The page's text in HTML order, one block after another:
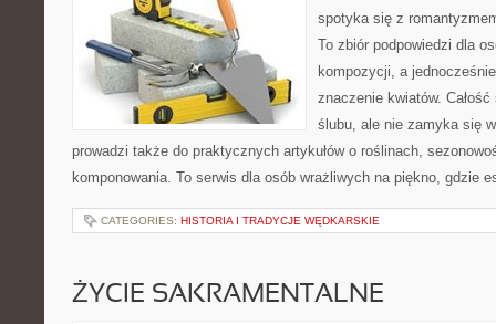
spotyka się z
To zbiór podpowiedzi dla
kompozycji, a
znaczenie kwiatów.
ślubu, ale nie zamyka się
prowadzi także do praktycznych artykułów o roślinach,
komponowania. To serwis dla osób wrażliwych na piękno, gdzie
CATEGORIES: HISTORIA I TRADYCJE WĘDKARSKIE
ŻYCIE SAKRAMENTALNE